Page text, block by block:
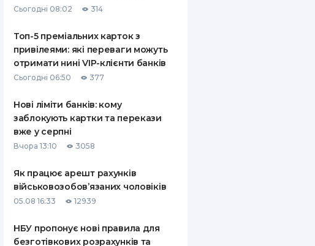
ВСІ СТРАХОВІ ПОЛІСИ
СТРАХОВІ КОМПАНІЇ
ВІДГУКИ ПРО СТРАХОВІ
КОМПАНІЇ
Сьогодні 08:02 314
Топ-5 преміальних карток з
привілеями: які переваги можуть
отримати нині VIP-клієнти банків
Сьогодні 06:50 377
Нові ліміти банків: кому
заблокують картки та перекази
вже у серпні
Вчора 13:10 3058
Як працює арешт рахунків
військовозобов’язаних чоловіків
05.08 16:33 12939
НБУ пропонує нові правила для
безготівкових розрахунків та